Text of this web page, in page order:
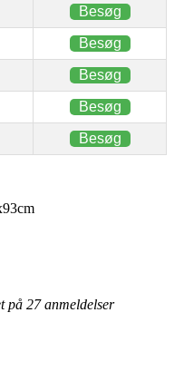
Besøg
Besøg
Besøg
Besøg
Besøg
på 27anmeldelser